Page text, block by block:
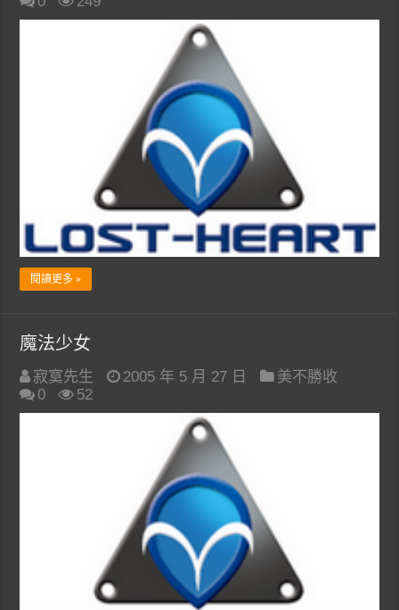
閱讀更多 »
魔法少女
寂寞先生 2005 年 5 月 27 日
美不勝收
0
52